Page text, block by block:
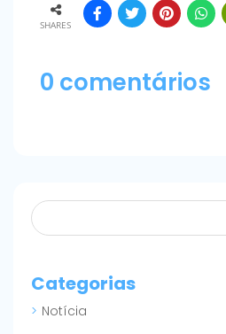
SHARES
0 comentários
Categorias
Notícia